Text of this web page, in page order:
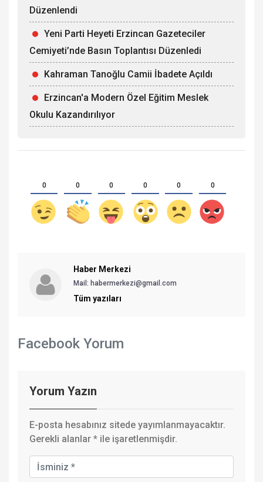
Düzenlendi
Yeni Parti Heyeti Erzincan Gazeteciler
Cemiyeti’nde Basın Toplantısı Düzenledi
Kahraman Tanoğlu Camii İbadete Açıldı
Erzincan'a Modern Özel Eğitim Meslek
Okulu Kazandırılıyor
0 0 0 0 0 0
Haber Merkezi
Mail: habermerkezi@gmail.com
Tüm yazıları
Facebook Yorum
Yorum Yazın
E-posta hesabınız sitede yayımlanmayacaktır.
Gerekli alanlar * ile işaretlenmişdir.